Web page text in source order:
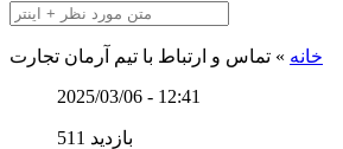
خانه » تماس و ارتباط با تیم آرمان تجارت
2025/03/06 - 12:41
511 بازدید